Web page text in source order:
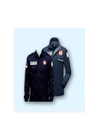
NEWS
SITUNGIR
NEWS
SIDIKALANG